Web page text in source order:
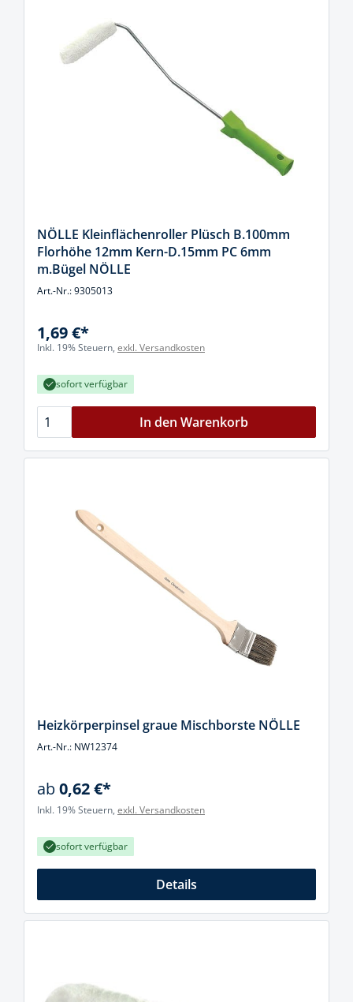
NÖLLE Kleinflächenroller Plüsch B.100mm
Florhöhe 12mm Kern-D.15mm PC 6mm
m.Bügel NÖLLE
Art.-Nr.: 9305013
1,69 €*
Inkl. 19% Steuern, exkl. Versandkosten
sofort verfügbar
In den Warenkorb
Heizkörperpinsel graue Mischborste NÖLLE
Art.-Nr.: NW12374
ab0,62 €*
Inkl. 19% Steuern, exkl. Versandkosten
sofort verfügbar
Details